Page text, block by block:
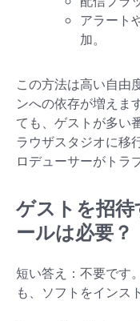
アラート
加。
この方法は高い自由
ンへの依存が増えま
ても、ゲストが多い
ラウザスタジオに移
ロデューサーがトラ
ゲストを招
ールは必要？
短い答え：不要です
も、ソフトをインス